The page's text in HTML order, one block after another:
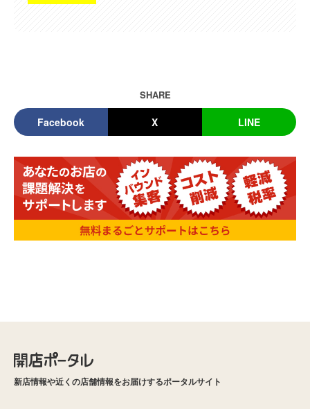
SHARE
Facebook X LINE
新店情報や近くの店舗情報をお届けするポータルサイト